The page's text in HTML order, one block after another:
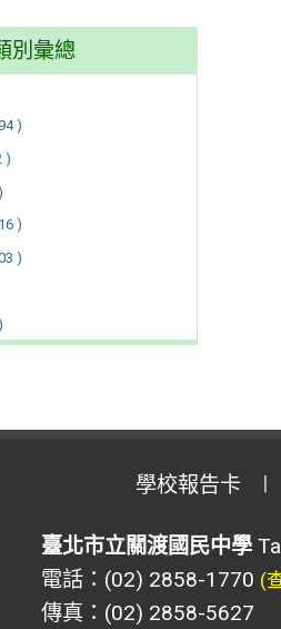
別彙總
)
)
)
)
學校報告卡
臺北市立關渡國民中學
電話：(02) 2858-1770 (
傳真：(02) 2858-5627